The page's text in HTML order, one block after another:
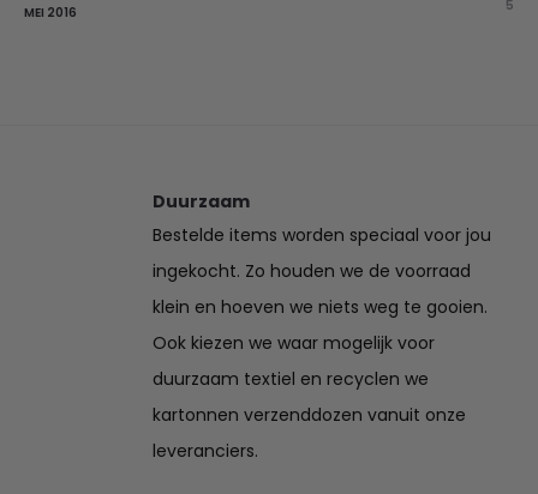
MEI 2016 5
Duurzaam
Bestelde items worden speciaal voor jou
ingekocht. Zo houden we de voorraad
klein en hoeven we niets weg te gooien.
Ook kiezen we waar mogelijk voor
duurzaam textiel en recyclen we
kartonnen verzenddozen vanuit onze
leveranciers.